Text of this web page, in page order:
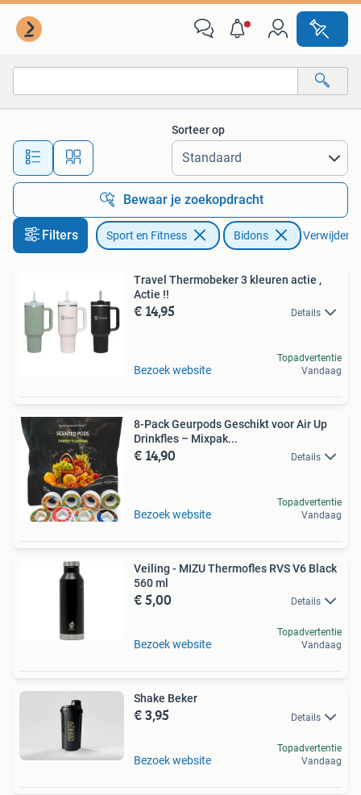
Alle afstanden…
Sorteer op
Bewaar je zoekopdracht
Filters Sport en Fitness Bidons Verwijder
Travel Thermobeker 3 kleuren actie ,
Actie !!
€ 14,95 Details
Bezoek website
Topadvertentie
Vandaag
8-Pack Geurpods Geschikt voor Air Up
Drinkfles – Mixpak...
€ 14,90 Details
Bezoek website
Topadvertentie
Vandaag
Veiling - MIZU Thermofles RVS V6 Black
560 ml
€ 5,00 Details
Bezoek website
Topadvertentie
Vandaag
Shake Beker
€ 3,95 Details
Bezoek website
Topadvertentie
Vandaag